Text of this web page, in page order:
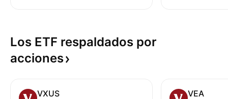
Los ETF respaldados por
acciones
VXUS VEA